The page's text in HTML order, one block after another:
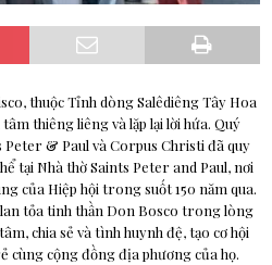
thuộc Tỉnh dòng Salêdiêng Tây Hoa
thiêng liêng và lặp lại lời hứa. Quý
& Paul và Corpus Christi đã quy
tại Nhà thờ Saints Peter and Paul, nơi
của Hiệp hội trong suốt 150 năm qua.
lan tỏa tinh thần Don Bosco trong lòng
chia sẻ và tình huynh đệ, tạo cơ hội
cùng cộng đồng địa phương của họ.